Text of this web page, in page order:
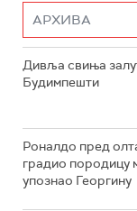
Дивља свиња
Будимпешти
Роналдо пред
градио породицу
упознао Георгину